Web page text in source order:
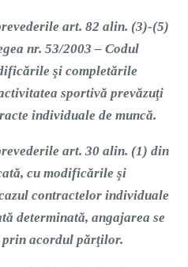
art. 82 alin. (3)-(5)
nr. 53/2003 – Codul
şi completările
sportivă prevăzuţi
individuale de muncă.
art. 30 alin. (1) din
cu modificările şi
contractelor individuale
determinată, angajarea se
prin acordul părţilor.